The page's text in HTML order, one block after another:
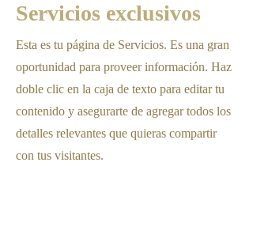
Servicios exclusivos
Esta es tu página de Servicios. Es una gran
oportunidad para proveer información. Haz
doble clic en la caja de texto para editar tu
contenido y asegurarte de agregar todos los
detalles relevantes que quieras compartir
con tus visitantes.